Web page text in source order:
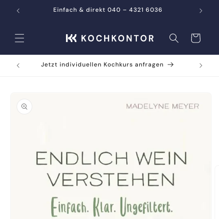
zum
Einfach & direkt 040 – 4321 6036
Warenkorb
Jetzt individuellen Kochkurs anfragen